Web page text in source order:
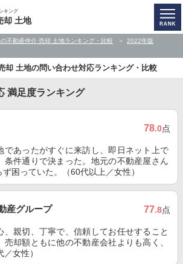
キング
却 土地
不動産仲介 売却 土地ランキング・比較
2022年版
却 土地の問い合わせ対応ランキング・比較
満足度ランキング
78.0点
であったがすぐに来訪し、即日ネット上で
条件通りで決まった。地元の不動産屋さん
困っていた。（60代以上／女性）
産グループ 77.8点
、親切、丁寧で、信頼してお任せすること
却額ともに他の不動産会社よりも高く、
女性）